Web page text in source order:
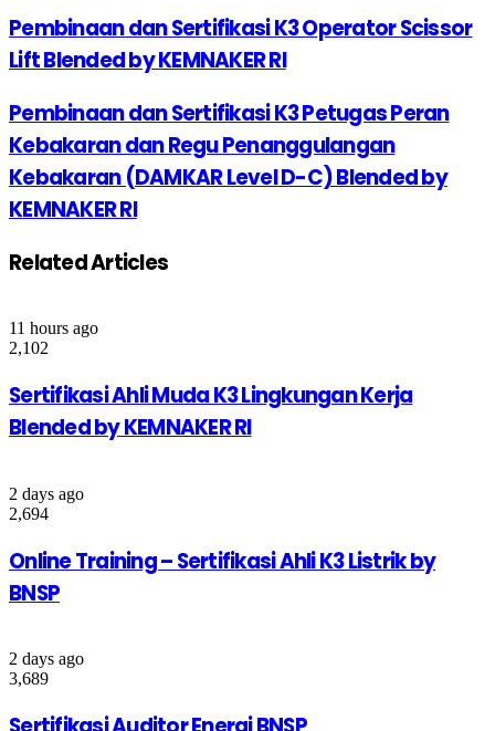
Pembinaan dan Sertifikasi K3 Operator Scissor
Lift Blended by KEMNAKER RI
Pembinaan dan Sertifikasi K3 Petugas Peran
Kebakaran dan Regu Penanggulangan
Kebakaran (DAMKAR Level D-C) Blended by
KEMNAKER RI
Related Articles
11 hours ago
2,102
Sertifikasi Ahli Muda K3 Lingkungan Kerja
Blended by KEMNAKER RI
2 days ago
2,694
Online Training – Sertifikasi Ahli K3 Listrik by
BNSP
2 days ago
3,689